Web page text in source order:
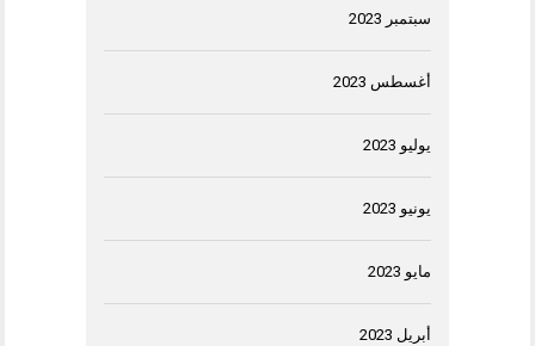
سبتمبر 2023
أغسطس 2023
يوليو 2023
يونيو 2023
مايو 2023
أبريل 2023